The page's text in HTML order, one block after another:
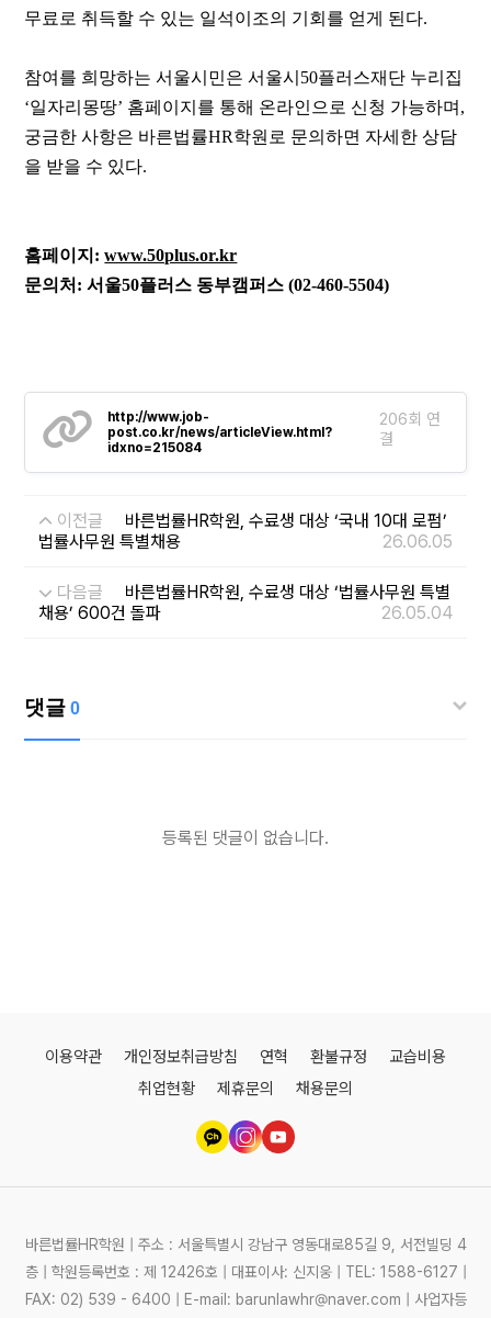
무료로 취득할 수 있는 일석이조의 기회를 얻게 된다.
참여를 희망하는 서울시민은 서울시 50플러스재단 누리집
‘일자리몽땅’ 홈페이지를 통해 온라인으로 신청 가능하며 ,
궁금한 사항은 바른법률HR학원로 문의하면 자세한 상담
을 받을 수 있다.
홈페이지 :www.50plus.or.kr
문의처 :서울50플러스 동부캠퍼스(02-460-5504)
http://www.job-
post.co.kr/news/articleView.html?
idxno=215084
206회 연
결
이전글
바른법률HR학원, 수료생 대상 ‘국내 10대 로펌’
법률사무원 특별채용
26.06.05
다음글
바른법률HR학원, 수료생 대상 ‘법률사무원 특별
채용’ 600건 돌파
26.05.04
댓글 0
등록된 댓글이 없습니다.
이용약관 개인정보취급방침 연혁 환불규정
교습비용
취업현황
제휴문의 채용문의
바른법률HR학원 | 주소 : 서울특별시 강남구 영동대로85길 9, 서전빌딩 4
층 | 학원등록번호 : 제 12426호 | 대표이사: 신지웅 | TEL: 1588-6127 |
FAX: 02) 539 - 6400 | E-mail: barunlawhr@naver.com | 사업자등